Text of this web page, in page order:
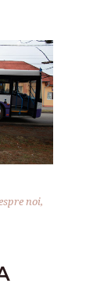
noi,